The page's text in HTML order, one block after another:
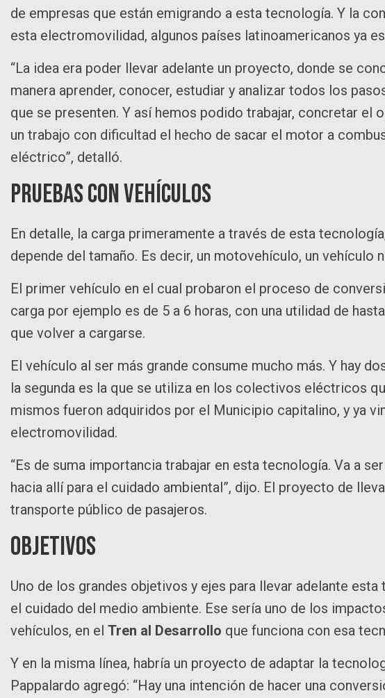
de empresas que están emigrando a esta tecnología. Y la
esta electromovilidad, algunos países latinoamericanos ya
“La idea era poder llevar adelante un proyecto, donde se
manera aprender, conocer, estudiar y analizar todos los
que se presenten. Y así hemos podido trabajar, concretar el
un trabajo con dificultad el hecho de sacar el motor a
eléctrico”, detalló.
Pruebas con vehículos
En detalle, la carga primeramente a través de esta
depende del tamaño. Es decir, un motovehículo, un vehículo
El primer vehículo en el cual probaron el proceso de
carga por ejemplo es de 5 a 6 horas, con una utilidad de
que volver a cargarse.
El vehículo al ser más grande consume mucho más. Y hay
la segunda es la que se utiliza en los colectivos eléctricos
mismos fueron adquiridos por el Municipio capitalino, y ya
electromovilidad.
“Es de suma importancia trabajar en esta tecnología. Va a
hacia allí para el cuidado ambiental”, dijo. El proyecto de
transporte público de pasajeros.
Objetivos
Uno de los grandes objetivos y ejes para llevar adelante
el cuidado del medio ambiente. Ese sería uno de los
vehículos, en el Tren al Desarrollo que funciona con esa
Y en la misma línea, habría un proyecto de adaptar la
Pappalardo agregó: “Hay una intención de hacer una